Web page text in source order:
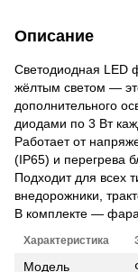
Описание
Светодиодная LED
жёлтым светом —
дополнительного
диодами по 3 Вт
Работает от
(IP65) и перегрева
Подходит для всех
внедорожники,
В комплекте —
Характеристика
Модель